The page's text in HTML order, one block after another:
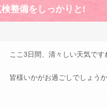
整備をしっかりと!
ここ3日間、清々しい天気です
皆様いかがお過ごしでしょう